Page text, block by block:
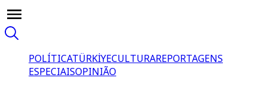
POLÍTICATÜRKİYECULTURAREPORTAGENS
ESPECIAISOPINIÃO